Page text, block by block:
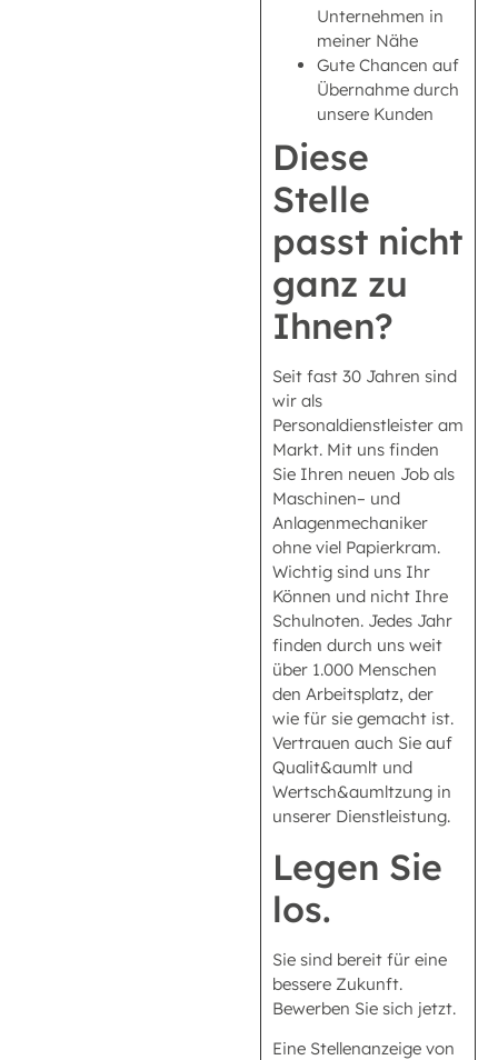
Unternehmen in
meiner Nähe
Gute Chancen auf
Übernahme durch
unsere Kunden
Diese
Stelle
passt nicht
ganz zu
Ihnen?
Seit fast 30 Jahren sind
wir als
Personaldienstleister am
Markt. Mit uns finden
Sie Ihren neuen Job als
Maschinen– und
Anlagenmechaniker
ohne viel Papierkram.
Wichtig sind uns Ihr
Können und nicht Ihre
Schulnoten. Jedes Jahr
finden durch uns weit
über 1.000 Menschen
den Arbeitsplatz, der
wie für sie gemacht ist.
Vertrauen auch Sie auf
Qualit&aumlt und
Wertsch&aumltzung in
unserer Dienstleistung.
Legen Sie
los.
Sie sind bereit für eine
bessere Zukunft.
Bewerben Sie sich jetzt.
Eine Stellenanzeige von